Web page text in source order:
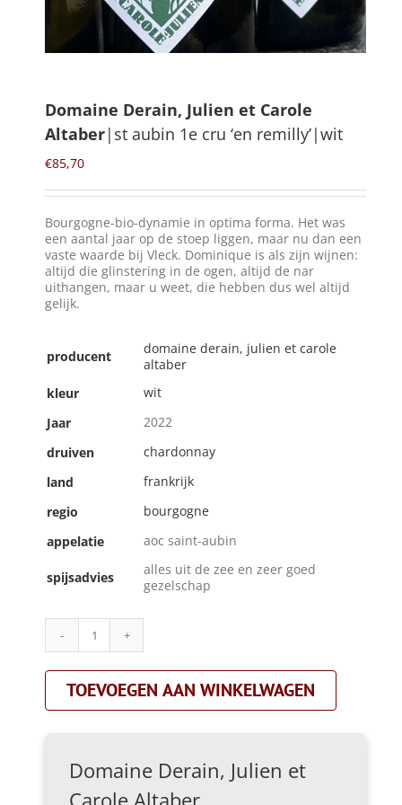
Mijn Account
Zoeken
NL
Domaine Derain, Julien et Carole
Altaber|st aubin 1e cru ‘en remilly’|wit
€85,70
Bourgogne-bio-dynamie in optima forma. Het was
een aantal jaar op de stoep liggen, maar nu dan een
vaste waarde bij Vleck. Dominique is als zijn wijnen:
altijd die glinstering in de ogen, altijd de nar
uithangen, maar u weet, die hebben dus wel altijd
gelijk.
producent
domaine derain, julien et carole
altaber
kleur
wit
Jaar
2022
druiven
chardonnay
land
frankrijk
regio
bourgogne
appelatie
aoc saint-aubin
spijsadvies
alles uit de zee en zeer goed
gezelschap
Domaine
Derain,
Julien
et
Carole
cru
TOEVOEGEN AAN WINKELWAGEN
Domaine Derain, Julien et
Carole Altaber